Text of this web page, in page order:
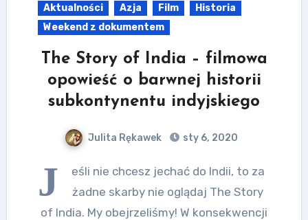
Aktualności Azja Film
Historia
Weekend z dokumentem
The Story of India – filmowa
opowieść o barwnej historii
subkontynentu indyjskiego
Julita Rękawek sty 6, 2020
J
eśli nie chcesz jechać do Indii, to za
żadne skarby nie oglądaj The Story
of India. My obejrzeliśmy! W konsekwencji